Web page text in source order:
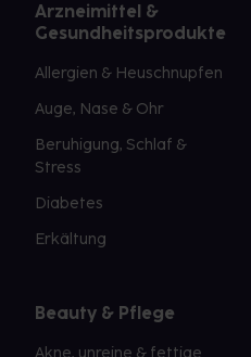
Arzneimittel &
Gesundheitsprodukte
Allergien & Heuschnupfen
Auge, Nase & Ohr
Beruhigung, Schlaf &
Stress
Diabetes
Erkältung
Beauty & Pflege